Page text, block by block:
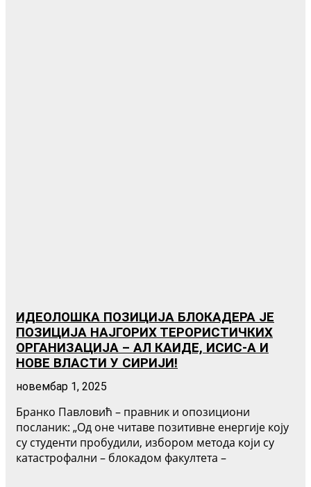
ИДЕОЛОШКА ПОЗИЦИЈА БЛОКАДЕРА ЈЕ
ПОЗИЦИЈА НАЈГОРИХ ТЕРОРИСТИЧКИХ
ОРГАНИЗАЦИЈА – АЛ КАИДЕ, ИСИС-А И
НОВЕ ВЛАСТИ У СИРИЈИ!
новембар 1, 2025
Бранко Павловић – правник и опозициони
посланик: „Од оне читаве позитивне енергије коју
су студенти пробудили, избором метода који су
катастрофални – блокадом факултета –